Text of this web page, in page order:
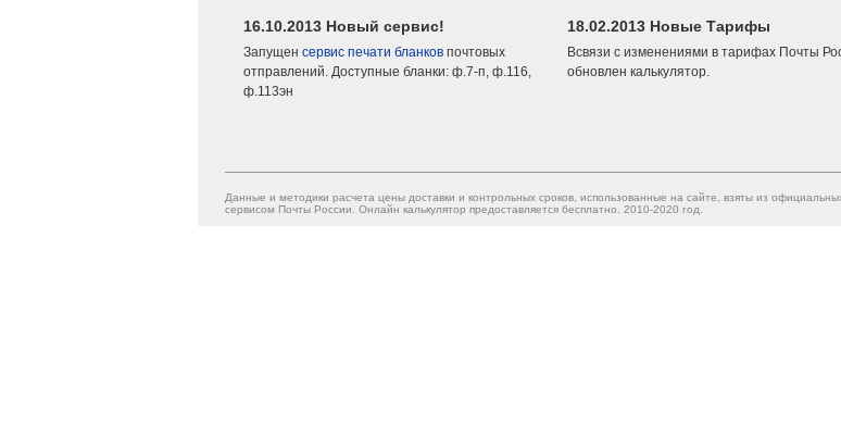
16.10.2013 Новый сервис!
Запущен сервис печати бланков почтовых
отправлений. Доступные бланки: ф.7-п, ф.116,
ф.113эн
18.02.2013 Новые Тарифы
Всвязи с изменениями в тарифах Почты
обновлен калькулятор.
Данные и методики расчета цены доставки и контрольных сроков, использованные на сайте, взяты из
сервисом Почты России. Онлайн калькулятор предоставляется бесплатно. 2010-2020 год.